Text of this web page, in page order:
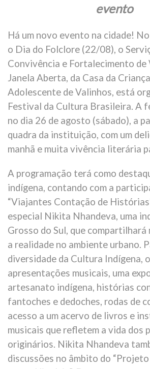
evento
Há um novo evento na cidade!
o Dia do Folclore (22/08), o
Convivência e Fortalecimento de
Janela Aberta, da Casa da
Adolescente de Valinhos, está
Festival da Cultura Brasileira. A
no dia 26 de agosto (sábado), a
quadra da instituição, com um
manhã e muita vivência literária
A programação terá como
indígena, contando com a
“Viajantes Contação de
especial Nikita Nhandeva, uma
Grosso do Sul, que
a realidade no ambiente urbano.
diversidade da Cultura Indígena,
apresentações musicais, uma
artesanato indígena, histórias
fantoches e dedoches, rodas de
acesso a um acervo de livros e
musicais que refletem a vida dos
originários. Nikita Nhandeva
discussões no âmbito do